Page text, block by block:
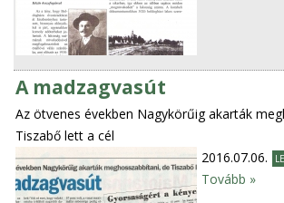
A madzagvasút
Az ötvenes években Nagykörűig akarták
Tiszabő lett a cél
2016.07.06.
Tovább »